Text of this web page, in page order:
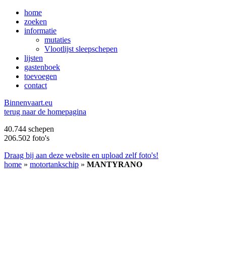
home
zoeken
informatie
mutaties
Vlootlijst sleepschepen
lijsten
gastenboek
toevoegen
contact
Binnenvaart.eu
terug naar de homepagina
40.744 schepen
206.502 foto's
Draag bij aan deze website en upload zelf foto's!
home » motortankschip » MANTYRANO